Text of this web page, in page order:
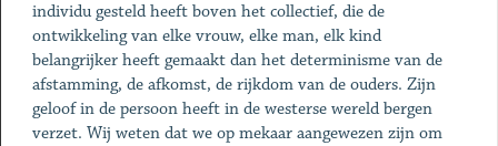
individu gesteld heeft boven het collectief, die de
ontwikkeling van elke vrouw, elke man, elk kind
belangrijker heeft gemaakt dan het determinisme van de
afstamming, de afkomst, de rijkdom van de ouders. Zijn
geloof in de persoon heeft in de westerse wereld bergen
verzet. Wij weten dat we op mekaar aangewezen zijn om